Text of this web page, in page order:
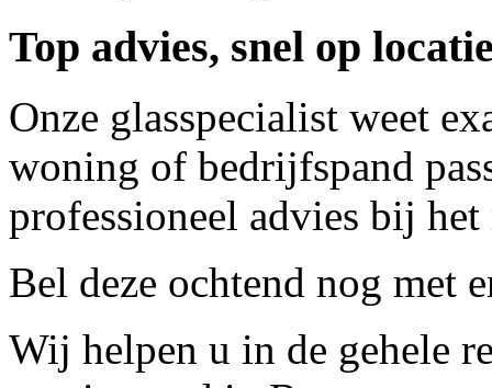
Top advies, snel op
Onze glasspecialist weet
woning of bedrijfspand
professioneel advies bij
Bel deze ochtend nog met
Wij helpen u in de gehele